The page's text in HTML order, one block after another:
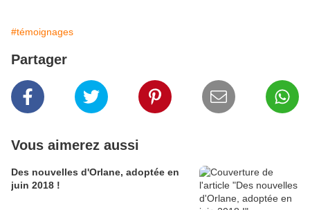
#témoignages
Partager
Vous aimerez aussi
Des nouvelles d'Orlane, adoptée en
juin 2018 !